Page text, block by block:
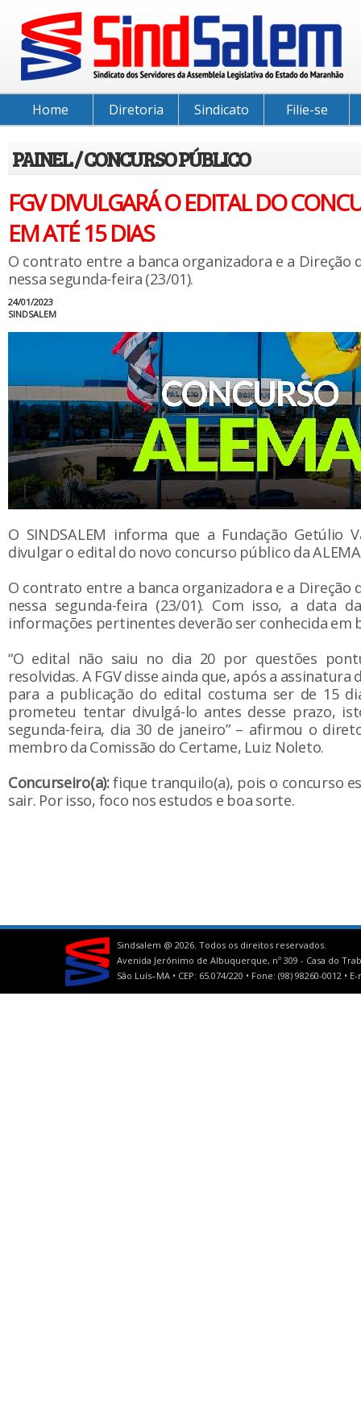
Home Diretoria Sindicato Filie-se
PAINEL / CONCURSO PÚBLICO
FGV DIVULGARÁ O EDITAL DO
EM ATÉ 15 DIAS
O contrato entre a banca organizadora e a Direção
nessa segunda-feira (23/01).
24/01/2023
SINDSALEM
O SINDSALEM informa que a Fundação Getúlio
divulgar o edital do novo concurso público da
O contrato entre a banca organizadora e a Direção
nessa segunda-feira (23/01). Com isso, a data
informações pertinentes deverão ser conhecida em
“O edital não saiu no dia 20 por questões
resolvidas. A FGV disse ainda que, após a
para a publicação do edital costuma ser de 15
prometeu tentar divulgá-lo antes desse prazo,
segunda-feira, dia 30 de janeiro” – afirmou o
membro da Comissão do Certame, Luiz Noleto.
Concurseiro(a):fique tranquilo(a), pois o concurso
sair. Por isso, foco nos estudos e boa sorte.
Sindsalem @ 2026. Todos os direitos reservados.
Avenida Jerônimo de Albuquerque, nº 309 - Casa do
São Luís–MA • CEP: 65.074/220 • Fone: (98) 98260-0012